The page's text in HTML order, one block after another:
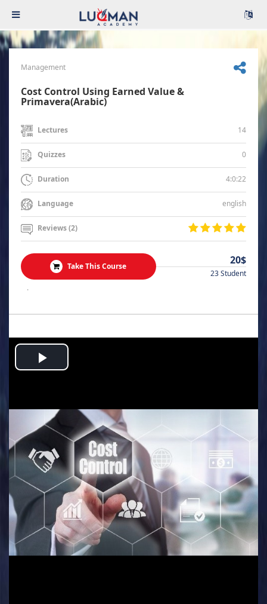
Management
Cost Control Using Earned Value &
Primavera(Arabic)
Lectures 14
Quizzes 0
Duration 4:0:22
Language english
Reviews (2)
Take This Course 20$
23 Student
.
Play